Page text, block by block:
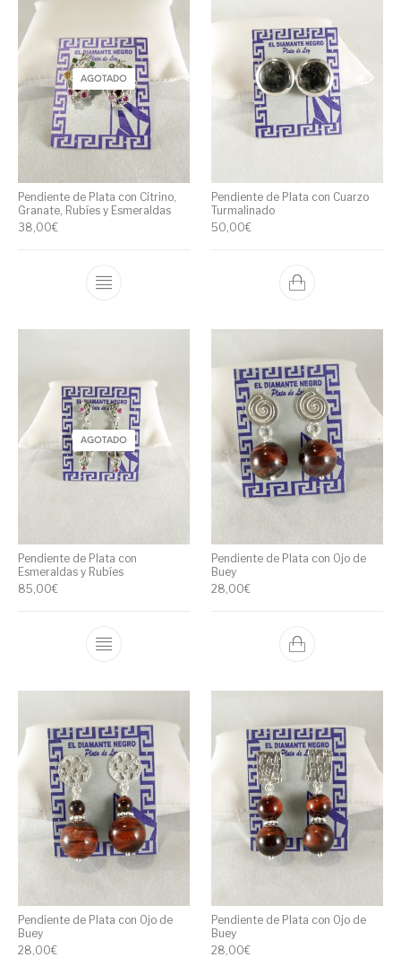
AGOTADO
Pendiente de Plata con Citrino,
Granate, Rubíes y Esmeraldas
38,00€
Pendiente de Plata con Cuarzo
Turmalinado
50,00€
AGOTADO
Pendiente de Plata con
Esmeraldas y Rubíes
85,00€
Pendiente de Plata con Ojo de
Buey
28,00€
Pendiente de Plata con Ojo de
Buey
28,00€
Pendiente de Plata con Ojo de
Buey
28,00€